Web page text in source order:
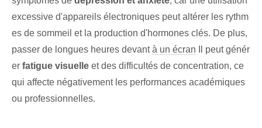
excessive d'appareils électroniques⁢ peut altérer les rythm
es de sommeil et la production d'hormones clés. De plus,
passer de longues heures devantà un écran Il peut génér
er fatigue visuelle et des difficultés de concentration, ce
qui affecte négativement les performances académiques
ou professionnelles.